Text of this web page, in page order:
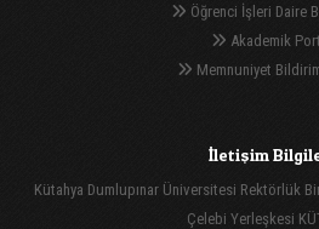
Öğrenci İşleri Daire
Akademik
Memnuniyet
İletişim
Kütahya Dumlupınar Üniversitesi Rektörlük
Çelebi Yerleşkesi